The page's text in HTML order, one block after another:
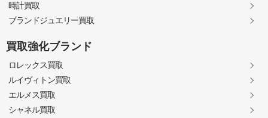
時計買取
ブランドジュエリー買取
買取強化ブランド
ロレックス買取
ルイヴィトン買取
エルメス買取
シャネル買取